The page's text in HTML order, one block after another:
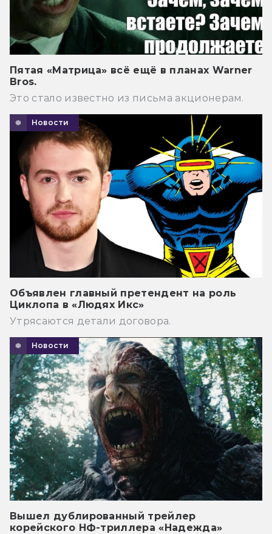
Пятая «Матрица» всё ещё в планах Warner
Bros.
Это стало известно из письма акционерам.
Новости
Объявлен главный претендент на роль
Циклопа в «Людях Икс»
Утрясаются детали договора.
Новости
Вышел дублированный трейлер
корейского НФ-триллера «Надежда»